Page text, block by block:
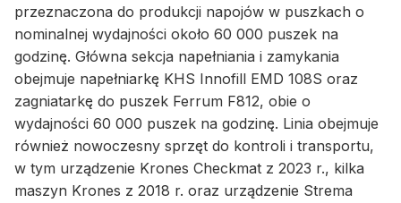
przeznaczona do produkcji napojów w puszkach o
nominalnej wydajności około 60 000 puszek na
godzinę. Główna sekcja napełniania i zamykania
obejmuje napełniarkę KHS Innofill EMD 108S oraz
zagniatarkę do puszek Ferrum F812, obie o
wydajności 60 000 puszek na godzinę. Linia obejmuje
również nowoczesny sprzęt do kontroli i transportu,
w tym urządzenie Krones Checkmat z 2023 r., kilka
maszyn Krones z 2018 r. oraz urządzenie Strema